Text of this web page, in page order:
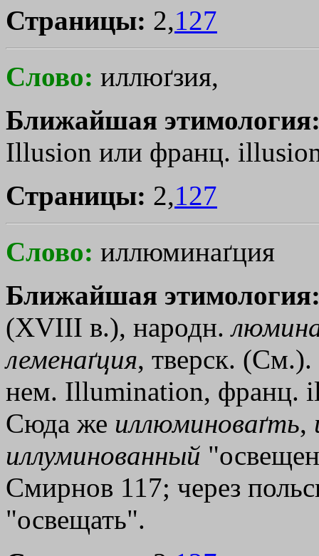
Страницы: 2,127
Слово: иллюґзия,
Ближайшая
Illusion или франц.
Страницы: 2,127
Слово: иллюминаґция
Ближайшая
(XVIII в.), народн.
леменаґция, тверск.
нем. Illumination, франц.
Сюда же иллюминоваґть,
иллуминованный
Смирнов 117; через
"освещать".